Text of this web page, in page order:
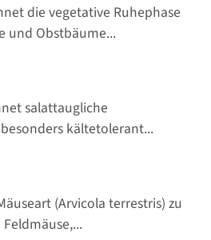
die vegetative Ruhephase
und Obstbäume...
salattaugliche
kältetolerant...
(Arvicola terrestris) zu